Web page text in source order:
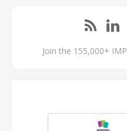
Join the 155,000+